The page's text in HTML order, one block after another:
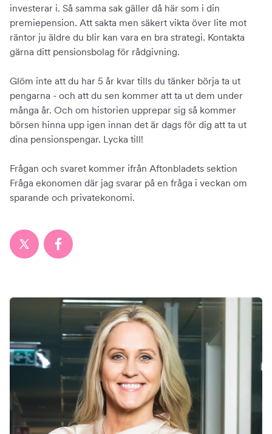
investerar i. Så samma sak gäller då här som i din
premiepension. Att sakta men säkert vikta över lite mot
räntor ju äldre du blir kan vara en bra strategi. Kontakta
gärna ditt pensionsbolag för rådgivning.
Glöm inte att du har 5 år kvar tills du tänker börja ta ut
pengarna - och att du sen kommer att ta ut dem under
många år. Och om historien upprepar sig så kommer
börsen hinna upp igen innan det är dags för dig att ta ut
dina pensionspengar. Lycka till!
Frågan och svaret kommer ifrån Aftonbladets sektion
Fråga ekonomen där jag svarar på en fråga i veckan om
sparande och privatekonomi.